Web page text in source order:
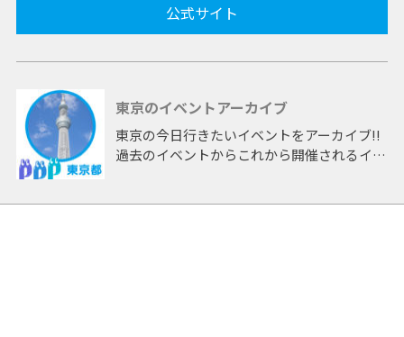
公式サイト
東京のイベントアーカイブ
東京の今日行きたいイベントをアーカイブ!!
過去のイベントからこれから開催されるイベ